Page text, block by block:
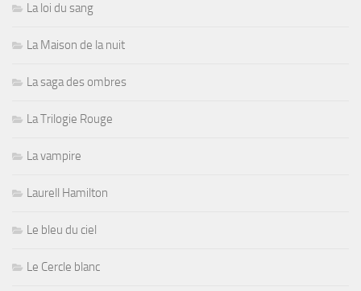
La loi du sang
La Maison de la nuit
La saga des ombres
La Trilogie Rouge
La vampire
Laurell Hamilton
Le bleu du ciel
Le Cercle blanc